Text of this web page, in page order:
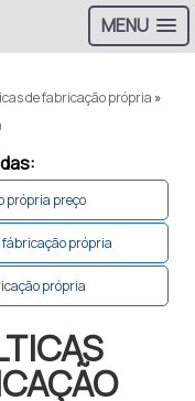
MENU
de fabricação própria »
própria preço
própria
própria